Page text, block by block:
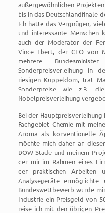
außergewöhnlichen
bis in das Deutschlandfinale
Ich hatte das Vergnügen,
und interessante Menschen
auch der Moderator der
Vince Ebert, der CEO von
mehrere
Sonderpreisverleihung in
riesigen Kuppeldom, trat
Sonderpreise wie z.B.
Nobelpreisverleihung
Bei der Hauptpreisverleihung
Fachgebiet Chemie mit
Aroma als konventionelle
möchte mich daher an
DOW Stade und meinem
der mir im Rahmen eines
der praktischen Arbeiten
Analysegeräte
Bundeswettbewerb wurde
Industrie ein Preisgeld von
reise ich mit den übrigen